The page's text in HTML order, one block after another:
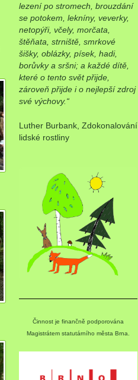
lezení po stromech, brouzdání
se potokem, lekníny, veverky,
netopýři, včely, morčata,
štěňata, strniště, smrkové
šišky, oblázky, písek, hadi,
borůvky a sršni; a každé dítě,
které o tento svět přijde,
zároveň přijde i o nejlepší zdroj
své výchovy.“
Luther Burbank, Zdokonalování
lidské rostliny
Činnost je finančně podporována
Magistrátem statutárního města Brna.